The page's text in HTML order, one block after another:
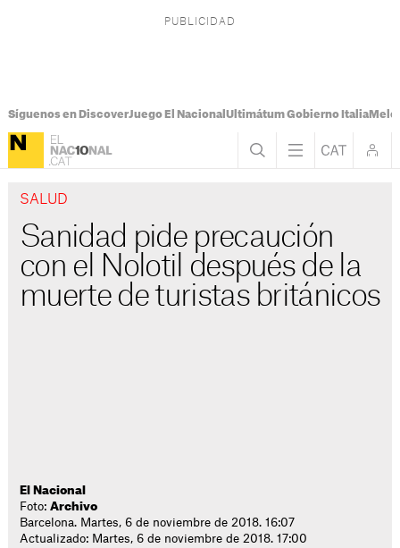
Síguenos en DiscoverJuego El Nacional Ultimátum Gobierno Italia
SALUD
Sanidad pide precaución
con el Nolotil después de la
muerte de turistas británicos
El Nacional
Foto:Archivo
Barcelona. Martes, 6 de noviembre de 2018. 16:07
Actualizado: Martes, 6 de noviembre de 2018. 17:00